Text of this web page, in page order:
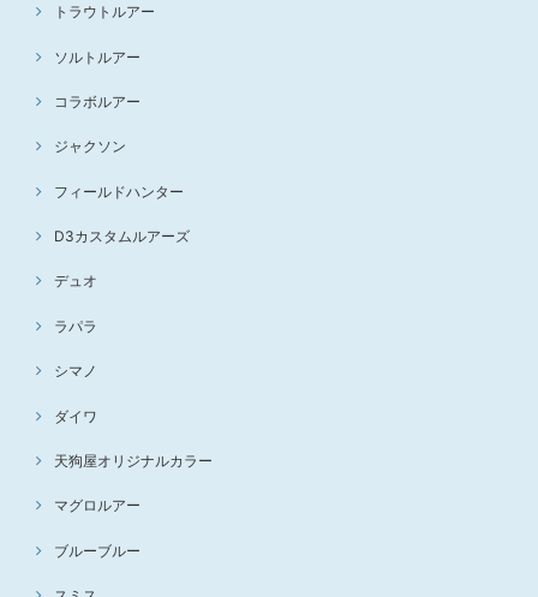
トラウトルアー
ソルトルアー
コラボルアー
ジャクソン
フィールドハンター
D3カスタムルアーズ
デュオ
ラパラ
シマノ
ダイワ
天狗屋オリジナルカラー
マグロルアー
ブルーブルー